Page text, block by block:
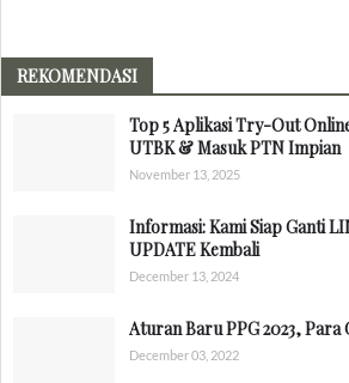
REKOMENDASI
Top 5 Aplikasi Try-Out
UTBK & Masuk PTN Impian
November 13, 2025
Informasi: Kami Siap Ganti
UPDATE Kembali
December 13, 2024
Aturan Baru PPG 2023, Para
December 03, 2022